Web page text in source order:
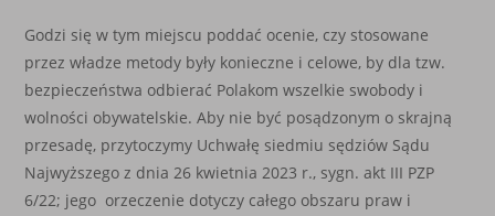
Godzi się w tym miejscu poddać ocenie, czy stosowane
przez władze metody były konieczne i celowe, by dla tzw.
bezpieczeństwa odbierać Polakom wszelkie swobody i
wolności obywatelskie. Aby nie być posądzonym o skrajną
przesadę, przytoczymy Uchwałę siedmiu sędziów Sądu
Najwyższego z dnia 26 kwietnia 2023 r., sygn. akt III PZP
6/22; jego orzeczenie dotyczy całego obszaru praw i